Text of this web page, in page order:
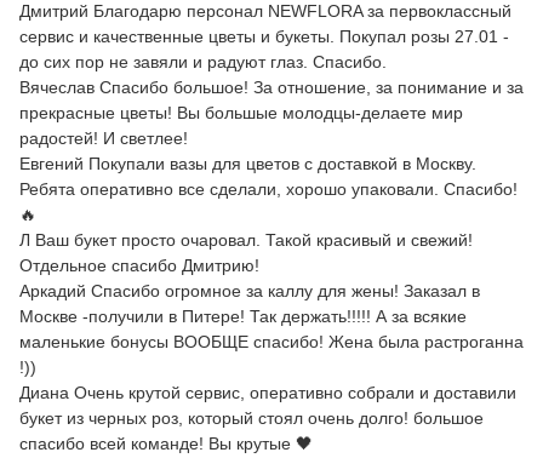
Дмитрий Благодарю персонал NEWFLORA за первоклассный
сервис и качественные цветы и букеты. Покупал розы 27.01 -
до сих пор не завяли и радуют глаз. Спасибо.
Вячеслав Спасибо большое! За отношение, за понимание и за
прекрасные цветы! Вы большые молодцы-делаете мир
радостей! И светлее!
Евгений Покупали вазы для цветов с доставкой в Москву.
Ребята оперативно все сделали, хорошо упаковали. Спасибо!
🔥
Л Ваш букет просто очаровал. Такой красивый и свежий!
Отдельное спасибо Дмитрию!
Аркадий Спасибо огромное за каллу для жены! Заказал в
Москве -получили в Питере! Так держать!!!!! А за всякие
маленькие бонусы ВООБЩЕ спасибо! Жена была растроганна
!))
Диана Очень крутой сервис, оперативно собрали и доставили
букет из черных роз, который стоял очень долго! большое
спасибо всей команде! Вы крутые 🖤